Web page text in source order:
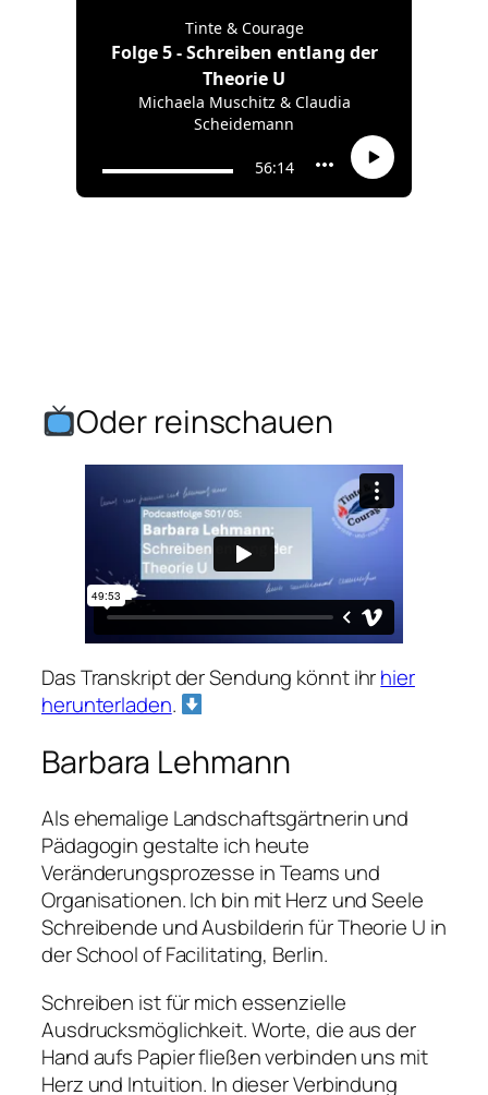
Oder reinschauen
Das Transkript der Sendung könnt ihrhier
herunterladen.
Barbara Lehmann
Als ehemalige Landschaftsgärtnerin und
Pädagogin gestalte ich heute
Veränderungsprozesse in Teams und
Organisationen. Ich bin mit Herz und Seele
Schreibende und Ausbilderin für Theorie U in
der School of Facilitating, Berlin.
Schreiben ist für mich essenzielle
Ausdrucksmöglichkeit. Worte, die aus der
Hand aufs Papier fließen verbinden uns mit
Herz und Intuition. In dieser Verbindung